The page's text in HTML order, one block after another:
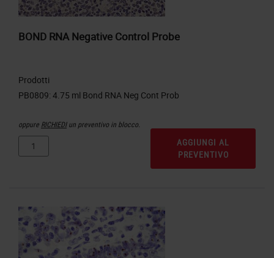
BOND RNA Negative Control Probe
Prodotti
oppure RICHIEDIun preventivo in blocco.
AGGIUNGI AL
PREVENTIVO